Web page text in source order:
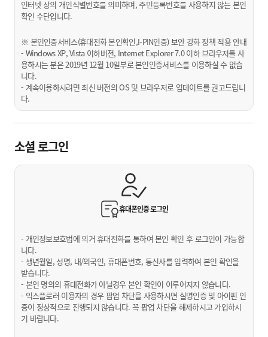
인터넷 상의 개인식별번호를 의미하며, 주민등록번호를 사용하지 않는 본인
확인 수단입니다.
※ 본인인증서비스(휴대전화 본인확인,I-PIN인증) 보안 강화 정책 적용 안내
- Windows XP, Vista 이하버전, Internet Explorer 7.0 이하 브라우저를 사
용하시는 분은 2019년 12월 10일부로 본인인증서비스를 이용하실 수 없습
니다.
- 계속이용하시려면 최신 버전의 OS 및 브라우저로 업데이트를 권고드립니
다.
소셜 로그인
휴대폰인증로그인
- 개인정보보호법에 의거 휴대전화를 통하여 본인 확인 후 로그인이 가능합
니다.
- 생년월일, 성명, 내/외국인, 휴대폰번호, 통신사를 입력하여 본인 확인을
받습니다.
- 본인 명의의 휴대전화가 아닐경우 본인 확인이 이루어지지 않습니다.
- 익스플로러 이용자의 경우 팝업 차단을 사용하시면 실명인증 및 아이핀 인
증이 정상적으로 진행되지 않습니다. 꼭 팝업 차단을 해제하시고 가입하시
기 바랍니다.